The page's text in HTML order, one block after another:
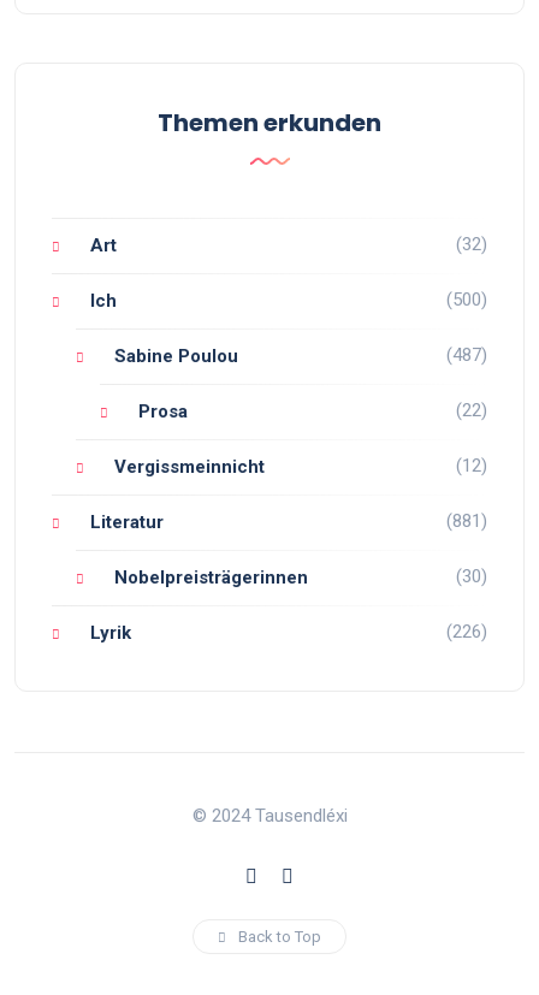
Themen erkunden
Art (32)
Ich (500)
Sabine Poulou (487)
Prosa (22)
Vergissmeinnicht (12)
Literatur (881)
Nobelpreisträgerinnen (30)
Lyrik (226)
© 2024 Tausendléxi
Back to Top